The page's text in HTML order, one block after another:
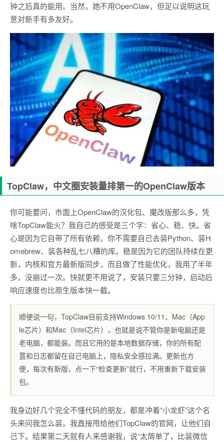
钟之后真的能用。当然，她不用OpenClaw，但足以说明这玩
意对新手有多友好。
TopClaw，中文圈安装量排第一的OpenClaw版本
你可能要问，市面上OpenClaw的汉化包、魔改版那么多，凭
啥TopClaw能火？我自己的感受是三个字：省心、稳、快。省
心是因为它自带了所有依赖，你不需要自己去装Python、装H
omebrew、装各种乱七八糟的库。稳是因为它的团队持续在更
新，内核和官方最新版同步，而且做了性能优化，我用了半年
多，没崩过一次。快就更不用说了，安装只要三分钟，启动后
响应速度也比原生版本快一截。
顺便说一句，TopClaw目前支持Windows 10/11、Mac（App
le芯片）和Mac（Intel芯片），也就是说不管你是新电脑还是
老电脑，都能装。而且它用的是本地数据存储，你的所有配
置和日志都留在自己电脑上，隐私安全感拉满。更新也方
便，每次有新版，点一下“检查更新”就行，不用重新下载安装
包。
我身边好几个完全不懂代码的朋友，都是冲着“小龙虾”这个名
头来问我怎么装。我直接甩给他们TopClaw的官网，让他们自
己下。结果第二天就有人来感谢我，说“太简单了，比装微信